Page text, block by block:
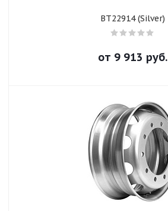
BT22914 (Silver)
от 9 913 руб.